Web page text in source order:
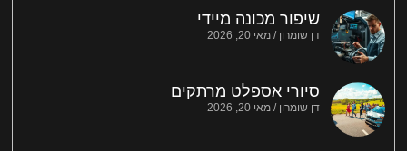
שיפור מכונה מיידי
דן שומרון מאי 20, 2026
סיורי אספלט מרתקים
דן שומרון מאי 20, 2026